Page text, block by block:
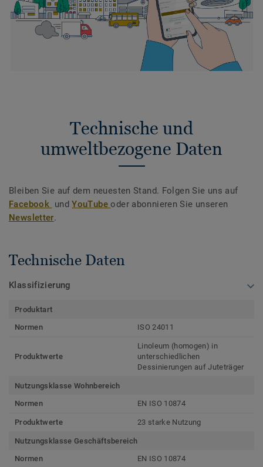
Technische und
umweltbezogene Daten
Bleiben Sie auf dem neuesten Stand. Folgen Sie uns auf
Facebook undYouTubeoder abonnieren Sie unseren
Newsletter.
Technische Daten
Klassifizierung
Produktart
Normen
ISO 24011
Produktwerte
Linoleum (homogen) in
unterschiedlichen
Dessinierungen auf Juteträger
Nutzungsklasse Wohnbereich
Normen
EN ISO 10874
Produktwerte 23 starke Nutzung
Nutzungsklasse Geschäftsbereich
Normen
EN ISO 10874